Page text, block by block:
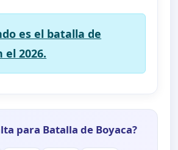
es el batalla de
el 2026.
para Batalla de Boyaca?